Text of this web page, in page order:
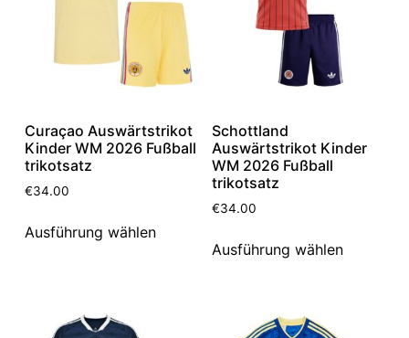
Curaçao Auswärtstrikot
Kinder WM 2026 Fußball
trikotsatz
€34.00
Ausführung wählen
Schottland
Auswärtstrikot Kinder
WM 2026 Fußball
trikotsatz
€34.00
Ausführung wählen